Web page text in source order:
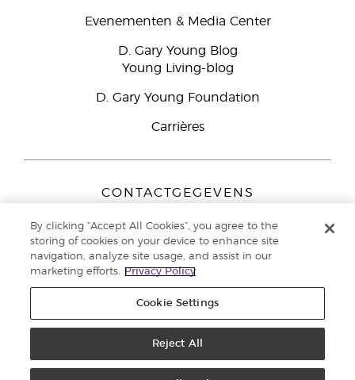
Evenementen & Media Center
D. Gary Young Blog
Young Living-blog
D. Gary Young Foundation
Carrières
CONTACTGEGEVENS
Peizerweg 97
9727 AJ Groningen
Nederland
Klantenservice:44-0-1480-710032
voorbehouden. | Privacybeleid
By clicking “Accept All Cookies”, you agree to the
storing of cookies on your device to enhance site
navigation, analyze site usage, and assist in our
marketing efforts.
Privacy Policy
Cookie Settings
Reject All